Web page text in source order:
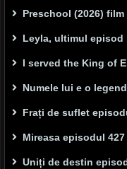
Preschool (2026)
Leyla, ultimul episod
I served the King of
Numele lui e o
Frați de suflet
Mireasa episodul
Uniți de destin